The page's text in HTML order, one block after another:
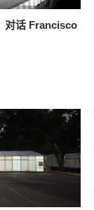
对话 Francisco